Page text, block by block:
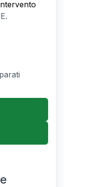
E.